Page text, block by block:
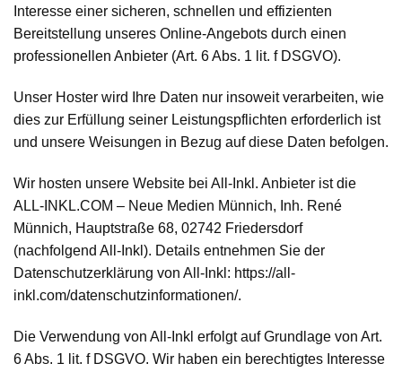
Interesse einer sicheren, schnellen und effizienten
Bereitstellung unseres Online-Angebots durch einen
professionellen Anbieter (Art. 6 Abs. 1 lit. f DSGVO).
Unser Hoster wird Ihre Daten nur insoweit verarbeiten, wie
dies zur Erfüllung seiner Leistungspflichten erforderlich ist
und unsere Weisungen in Bezug auf diese Daten befolgen.
Wir hosten unsere Website bei All-Inkl. Anbieter ist die
ALL-INKL.COM – Neue Medien Münnich, Inh. René
Münnich, Hauptstraße 68, 02742 Friedersdorf
(nachfolgend All-Inkl). Details entnehmen Sie der
Datenschutzerklärung von All-Inkl: https://all-
inkl.com/datenschutzinformationen/.
Die Verwendung von All-Inkl erfolgt auf Grundlage von Art.
6 Abs. 1 lit. f DSGVO. Wir haben ein berechtigtes Interesse